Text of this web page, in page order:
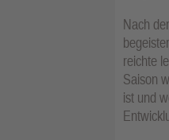
Nach
reichte
Saison
ist und